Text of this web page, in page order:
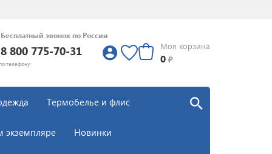
Бесплатный звонок по России
8 800 775-70-31
телефону:
Моя корзина
0 ₽
Термобелье и флис
экземпляре Новинки